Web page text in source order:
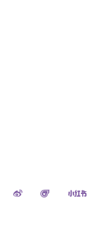
微信 微博 飞猪